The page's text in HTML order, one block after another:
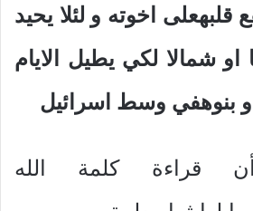
قلبهعلى اخوته و لئلا يحيد
او شمالا لكي يطيل الايام
بنوهفي وسط اسرائيل
قراءة كلمة الله